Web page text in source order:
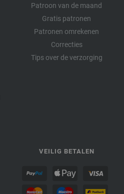
Patroon van de maand
Gratis patronen
Patronen omrekenen
Correcties
Tips over de verzorging
VEILIG BETALEN